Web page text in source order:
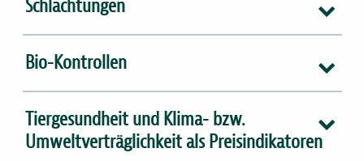
Schlachtungen
Bio-Kontrollen
Tiergesundheit und Klima- bzw.
Umweltverträglichkeit als Preisindikatoren